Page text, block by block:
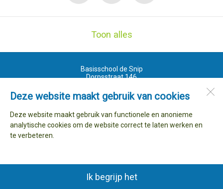
Deze website maakt gebruik van cookies
Deze website maakt gebruik van functionele en anonieme
analytische cookies om de website correct te laten werken en
te verbeteren.
Ik begrijp het
Toon alles
Basisschool de Snip
Dorpsstraat 146
Open desktopversie